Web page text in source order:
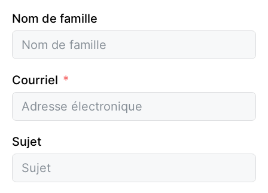
Nom de famille
Courriel
Sujet